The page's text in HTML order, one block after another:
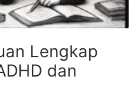
Lengkap
dan